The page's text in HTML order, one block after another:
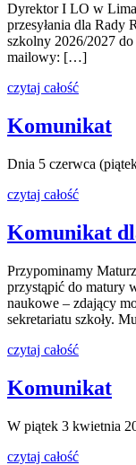
Dyrektor I LO w
przesyłania dla Rady
szkolny 2026/2027
mailowy: […]
czytaj całość
Komunikat
Dnia 5 czerwca
czytaj całość
Komunikat
Przypominamy
przystąpić do matury
naukowe – zdający
sekretariatu szkoły.
czytaj całość
Komunikat
W piątek 3 kwietnia
czytaj całość